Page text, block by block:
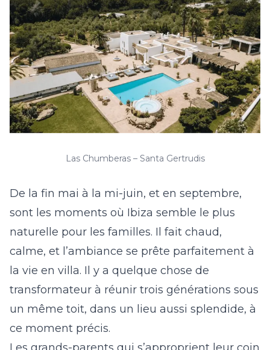
Las Chumberas – Santa Gertrudis
De la fin mai à la mi-juin, et en septembre,
sont les moments où Ibiza semble le plus
naturelle pour les familles. Il fait chaud,
calme, et l’ambiance se prête parfaitement à
la vie en villa. Il y a quelque chose de
transformateur à réunir trois générations sous
un même toit, dans un lieu aussi splendide, à
ce moment précis.